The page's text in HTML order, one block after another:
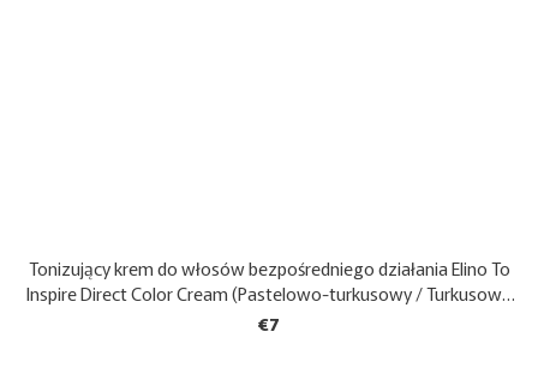
Tonizujący krem do włosów bezpośredniego działania Elino To
Inspire Direct Color Cream (Pastelowo-turkusowy / Turkusowa
Syrenka)) 200 ml
€7